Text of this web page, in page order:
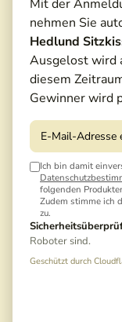
Mit der
nehmen Sie
Hedlund
Ausgelost wird
diesem
Gewinner wird
Ich bin damit
folgenden
Zudem stimme ich
zu.
Roboter sind.
Geschützt durch